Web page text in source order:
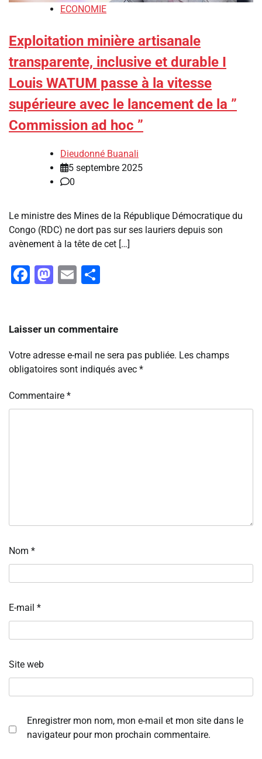
ECONOMIE
Exploitation minière artisanale
transparente, inclusive et durable I
‎Louis WATUM passe à la vitesse
supérieure avec le lancement de la ”
Commission ad hoc ”
Dieudonné Buanali
5 septembre 2025
0
‎Le ministre des Mines de la République Démocratique du
Congo (RDC) ne dort pas sur ses lauriers depuis son
avènement à la tête de cet […]
Facebook
Mastodon
Email
Laisser un commentaire
Votre adresse e-mail ne sera pas publiée. Les champs
obligatoires sont indiqués avec *
Commentaire *
Nom *
E-mail *
Site web
Enregistrer mon nom, mon e-mail et mon site dans le
navigateur pour mon prochain commentaire.